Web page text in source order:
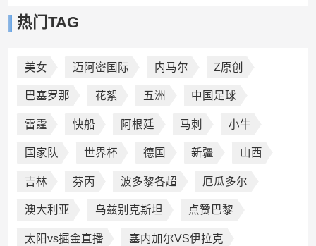
热门TAG
美女 迈阿密国际 内马尔 Z原创
巴塞罗那 花絮 五洲 中国足球
雷霆 快船 阿根廷 马刺 小牛
国家队 世界杯 德国 新疆 山西
吉林 芬丙 波多黎各超 厄瓜多尔
澳大利亚 乌兹别克斯坦 点赞巴黎
太阳vs掘金直播 塞内加尔VS伊拉克